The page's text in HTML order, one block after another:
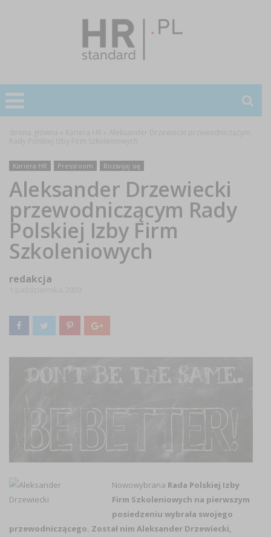
Kariera HR Pressroom Rozwijaj się
Aleksander Drzewiecki
przewodniczącym Rady
Polskiej Izby Firm
Szkoleniowych
redakcja
Nowowybrana Rada Polskiej Izby
Firm Szkoleniowych na pierwszym
posiedzeniu wybrała swojego
przewodniczącego. Został nim Aleksander Drzewiecki,